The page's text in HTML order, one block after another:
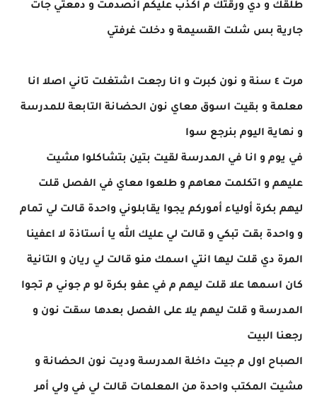
طلقك و دي ورقتك م اكذب عليكم انصدمت و دمعتي جات
جارية بس شلت القسيمة و دخلت غرفتي
مرت ٤ سنة و نون كبرت و انا رجعت اشتغلت تاني اصلا انا
معلمة و بقيت اسوق معاي نون الحضانة التابعة للمدرسة
و نهاية اليوم بنرجع سوا
في يوم و انا في المدرسة لقيت بتين بتشاكلوا مشيت
عليهم و اتكلمت معاهم و طلعوا معاي في الفصل قلت
ليهم بكرة أولياء أموركم يجوا يقابلوني واحدة قالت لي تمام
و واحدة بقت تبكي و قالت لي عليك الله يا أستاذة لا اعفينا
المرة دي قلت ليها انتي اسمك منو قالت لي ريان و التانية
كان اسمها علا قلت ليهم م في عفو بكرة لو م جوني م تجوا
المدرسة و قلت ليهم يلا على الفصل بعدها سقت نون و
رجعنا البيت
الصباح اول م جيت داخلة المدرسة وديت نون الحضانة و
مشيت المكتب واحدة من المعلمات قالت لي في ولي أمر